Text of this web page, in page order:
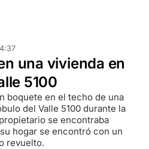
una vivienda en
5100
boquete en el techo de una
del Valle 5100 durante la
se encontraba
hogar se encontró con un
revuelto.